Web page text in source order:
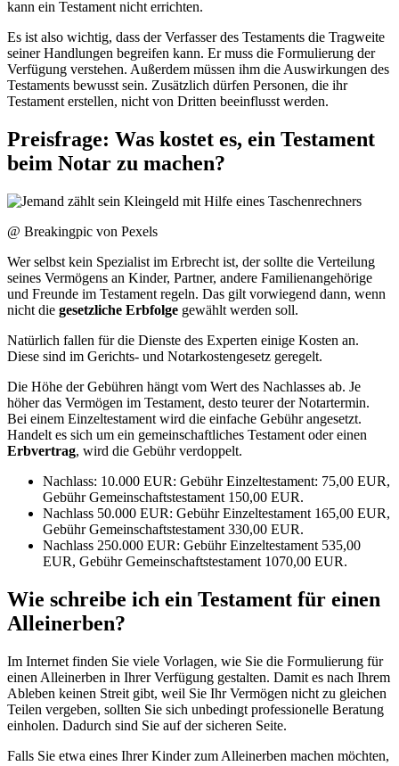
kann ein Testament nicht errichten.
Es ist also wichtig, dass der Verfasser des Testaments die Tragweite
seiner Handlungen begreifen kann. Er muss die Formulierung der
Verfügung verstehen. Außerdem müssen ihm die Auswirkungen des
Testaments bewusst sein. Zusätzlich dürfen Personen, die ihr
Testament erstellen, nicht von Dritten beeinflusst werden.
Preisfrage: Was kostet es, ein Testament
beim Notar zu machen?
@ Breakingpic von Pexels
Wer selbst kein Spezialist im Erbrecht ist, der sollte die Verteilung
seines Vermögens an Kinder, Partner, andere Familienangehörige
und Freunde im Testament regeln. Das gilt vorwiegend dann, wenn
nicht die gesetzliche Erbfolge gewählt werden soll.
Natürlich fallen für die Dienste des Experten einige Kosten an.
Diese sind im Gerichts- und Notarkostengesetz geregelt.
Die Höhe der Gebühren hängt vom Wert des Nachlasses ab. Je
höher das Vermögen im Testament, desto teurer der Notartermin.
Bei einem Einzeltestament wird die einfache Gebühr angesetzt.
Handelt es sich um ein gemeinschaftliches Testament oder einen
Erbvertrag, wird die Gebühr verdoppelt.
Nachlass: 10.000 EUR: Gebühr Einzeltestament: 75,00 EUR,
Gebühr Gemeinschaftstestament 150,00 EUR.
Nachlass 50.000 EUR: Gebühr Einzeltestament 165,00 EUR,
Gebühr Gemeinschaftstestament 330,00 EUR.
Nachlass 250.000 EUR: Gebühr Einzeltestament 535,00
EUR, Gebühr Gemeinschaftstestament 1070,00 EUR.
Wie schreibe ich ein Testament für einen
Alleinerben?
Im Internet finden Sie viele Vorlagen, wie Sie die Formulierung für
einen Alleinerben in Ihrer Verfügung gestalten. Damit es nach Ihrem
Ableben keinen Streit gibt, weil Sie Ihr Vermögen nicht zu gleichen
Teilen vergeben, sollten Sie sich unbedingt professionelle Beratung
einholen. Dadurch sind Sie auf der sicheren Seite.
Falls Sie etwa eines Ihrer Kinder zum Alleinerben machen möchten,